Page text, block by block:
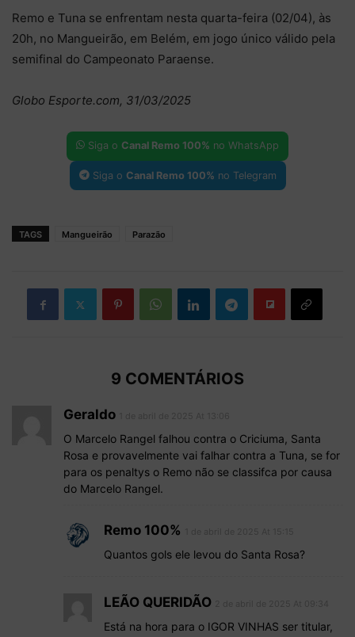
Remo e Tuna se enfrentam nesta quarta-feira (02/04), às
20h, no Mangueirão, em Belém, em jogo único válido pela
semifinal do Campeonato Paraense.
Globo Esporte.com, 31/03/2025
Siga o Canal Remo 100% no WhatsApp
Siga o Canal Remo 100% no Telegram
TAGS Mangueirão Parazão
9 COMENTÁRIOS
Geraldo
O Marcelo Rangel falhou contra o Criciuma, Santa
Rosa e provavelmente vai falhar contra a Tuna, se for
para os penaltys o Remo não se classifca por causa
do Marcelo Rangel.
Remo 100%
Quantos gols ele levou do Santa Rosa?
LEÃO QUERIDÃO
Está na hora para o IGOR VINHAS ser titular,